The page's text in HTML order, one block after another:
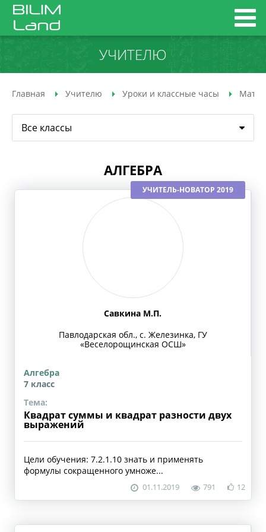
УЧИТЕЛЮ
Главная Учителю Уроки и классные часы
Все классы
АЛГЕБРА
УЧИТЕЛЬ-НОВАТОР 2019
Савкина М.П.
Павлодарская обл., с. Железинка, ГУ
«Веселорощинская ОСШ»
Алгебра
7 класс
Тема:
Квадрат суммы и квадрат разности двух
выражений
Цели обучения: 7.2.1.10 знать и применять
формулы сокращенного умноже...
01.11.2019 791 12